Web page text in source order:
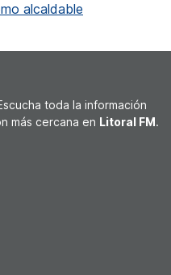
alcaldable
toda la información
más cercana en Litoral FM.